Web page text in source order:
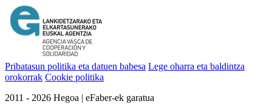
Pribatasun politika eta datuen babesa Lege oharra eta baldintza
orokorrak Cookie politika
2011 - 2026 Hegoa | eFaber-ek garatua